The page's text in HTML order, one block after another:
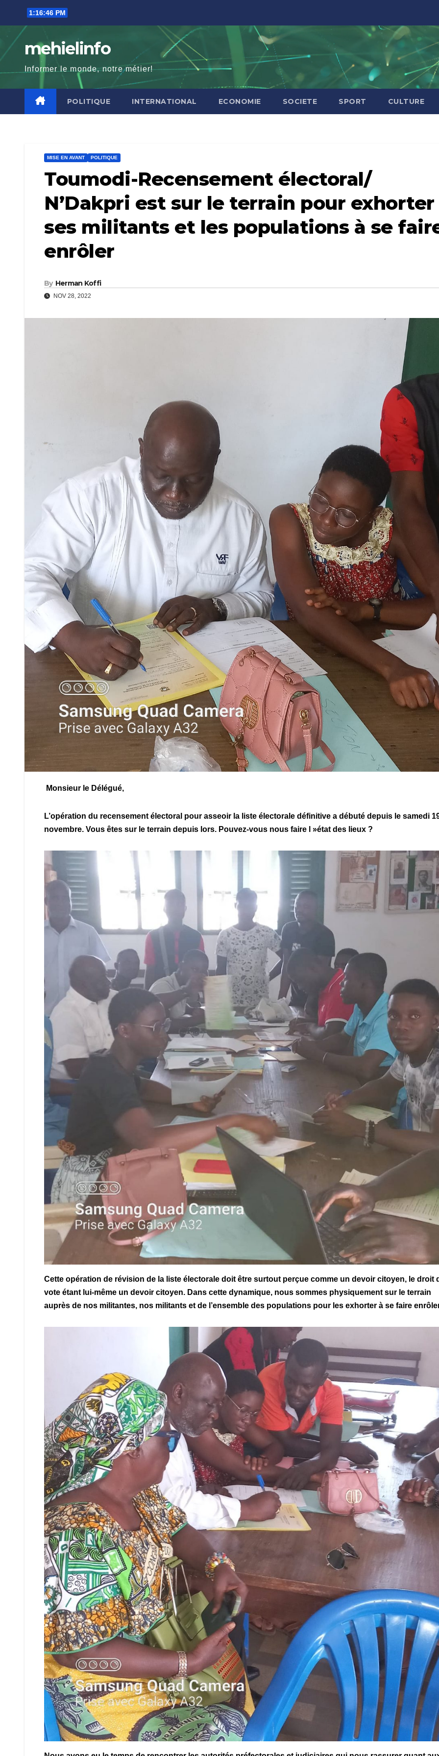
content
1:16:48 PM
mehielinfo
Informer le monde, notre métier!
POLITIQUE INTERNATIONAL ECONOMIE SOCIETE SPORT CULTURE
MISE EN AVANT POLITIQUE
Toumodi-Recensement électoral/
N’Dakpri est sur le terrain pour exhorter
ses militants et les populations à se
enrôler
By Herman Koffi
NOV 28, 2022
Monsieur le Délégué,
L’opération du recensement électoral pour asseoir la liste électorale définitive a débuté depuis le samedi
novembre. Vous êtes sur le terrain depuis lors. Pouvez-vous nous faire l »état des lieux ?
Cette opération de révision de la liste électorale doit être surtout perçue comme un devoir citoyen, le droit
vote étant lui-même un devoir citoyen. Dans cette dynamique, nous sommes physiquement sur le terrain
auprès de nos militantes, nos militants et de l’ensemble des populations pour les exhorter à se faire